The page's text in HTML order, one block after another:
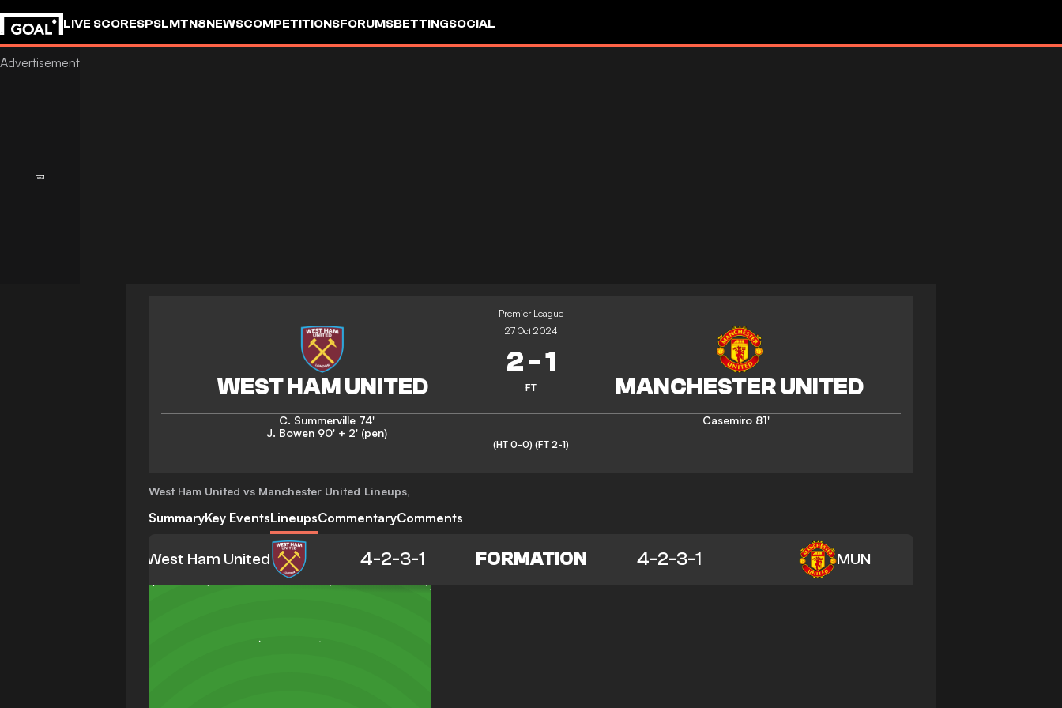
LIVE SCORESPSLMTN8NEWSCOMPETITIONSFORUMSBETTINGSOCIAL
Premier League
27 Oct 2024
2-1
FT
C. Summerville 74'
J. Bowen 90' + 2' (pen)
Casemiro 81'
(HT 0-0) (FT 2-1)
West Ham United vs Manchester United Lineups,
SummaryKey EventsLineupsCommentaryComments
West Ham United 4-2-3-1 FORMATION 4-2-3-1 MUN